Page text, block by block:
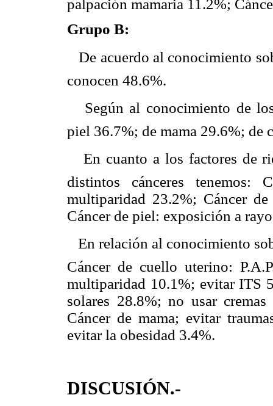
palpación mamaria 11.2%;
Grupo B:
 De acuerdo al conocimiento
conocen 48.6%.
 Según al conocimiento de
piel 36.7%; de mama 29.6%;
 En cuanto a los factores de
distintos cánceres tenemos:
multiparidad 23.2%; Cáncer
Cáncer de piel: exposición a
 En relación al conocimiento
Cáncer de cuello uterino:
multiparidad 10.1%; evitar ITS
solares 28.8%; no usar
Cáncer de mama; evitar
evitar la obesidad 3.4%.
DISCUSIÓN.-